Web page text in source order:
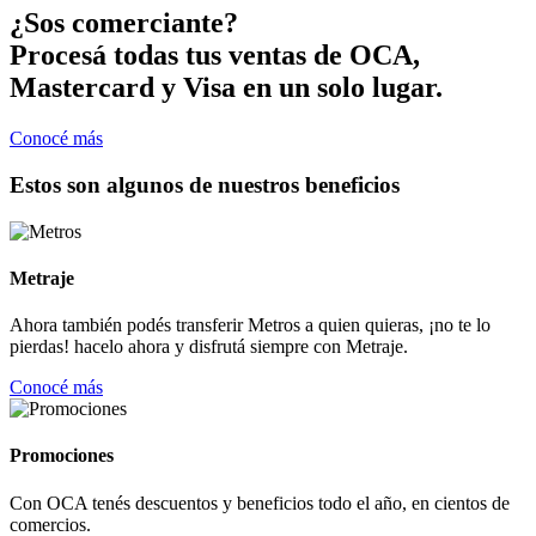
¿Sos comerciante?
Procesá todas tus ventas de OCA,
Mastercard y Visa en un solo lugar.
Conocé más
Estos son algunos de nuestros beneficios
Metraje
Ahora también podés transferir Metros a quien quieras, ¡no te lo
pierdas! hacelo ahora y disfrutá siempre con Metraje.
Conocé más
Promociones
Con OCA tenés descuentos y beneficios todo el año, en cientos de
comercios.